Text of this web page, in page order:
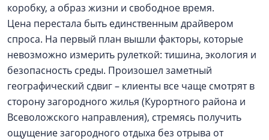
коробку, а образ жизни и свободное время.
Цена перестала быть единственным драйвером
спроса. На первый план вышли факторы, которые
невозможно измерить рулеткой: тишина, экология и
безопасность среды. Произошел заметный
географический сдвиг – клиенты все чаще смотрят в
сторону загородного жилья (Курортного района и
Всеволожского направления), стремясь получить
ощущение загородного отдыха без отрыва от